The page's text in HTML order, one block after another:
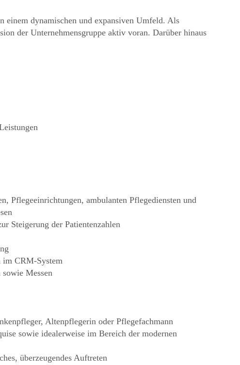
einem dynamischen und expansiven Umfeld. Als
der Unternehmensgruppe aktiv voran. Darüber hinaus
Pflegeeinrichtungen, ambulanten Pflegediensten und
Steigerung der Patientenzahlen
im CRM-System
Messen
Altenpflegerin oder Pflegefachmann
sowie idealerweise im Bereich der modernen
überzeugendes Auftreten